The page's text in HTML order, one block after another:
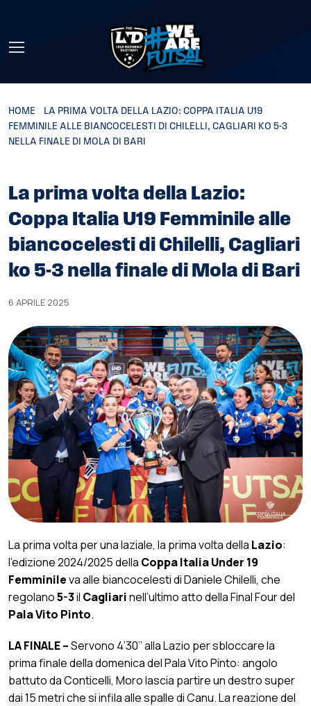
HOME
LA PRIMA VOLTA DELLA LAZIO: COPPA ITALIA U19
FEMMINILE ALLE BIANCOCELESTI DI CHILELLI, CAGLIARI KO 5-3
NELLA FINALE DI MOLA DI BARI
La prima volta della Lazio:
Coppa Italia U19 Femminile alle
biancocelesti di Chilelli, Cagliari
ko 5-3 nella finale di Mola di Bari
6 APRILE 2025
La prima volta per una laziale, la prima volta della Lazio:
l’edizione 2024/2025 della Coppa Italia Under 19
Femminileva alle biancocelesti di Daniele Chilelli, che
regolano5-3il Cagliarinell’ultimo atto della Final Four del
Pala Vito Pinto.
LA FINALE –Servono 4’30’’ alla Lazio per sbloccare la
prima finale della domenica del Pala Vito Pinto: angolo
battuto da Conticelli, Moro lascia partire un destro super
dai 15 metri che si infila alle spalle di Canu. La reazione del